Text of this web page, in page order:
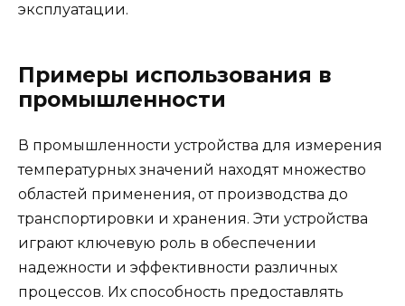
эксплуатации.
Примеры использования в
промышленности
В промышленности устройства для измерения
температурных значений находят множество
областей применения, от производства до
транспортировки и хранения. Эти устройства
играют ключевую роль в обеспечении
надежности и эффективности различных
процессов. Их способность предоставлять